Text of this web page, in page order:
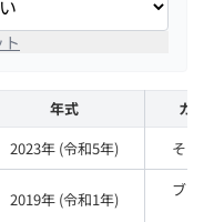
年式
カラ
2023年 (令和5年) その他
2019年 (令和1年)
ブラ